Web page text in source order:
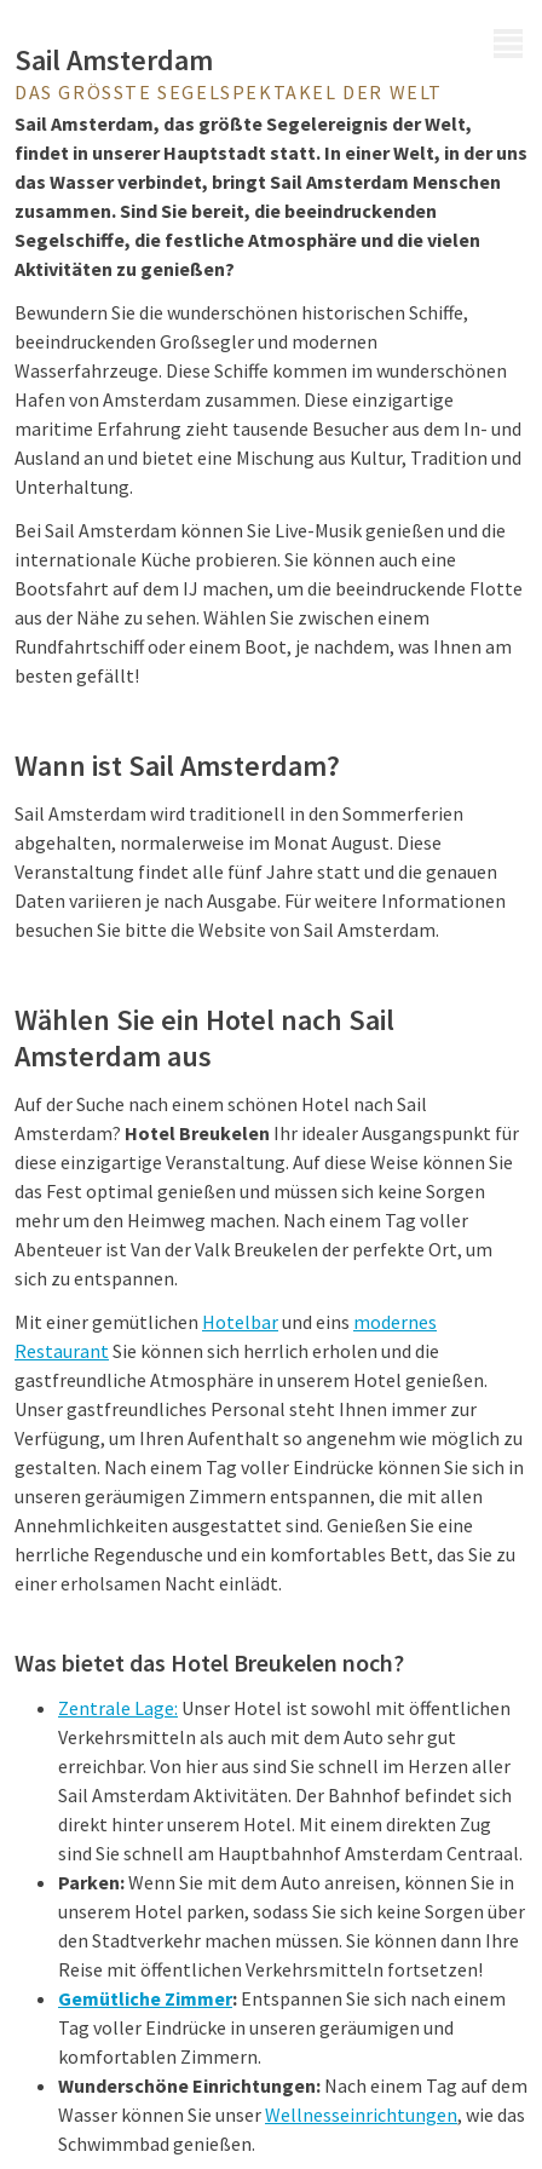
Sail Amsterdam
DAS GRÖSSTE SEGELSPEKTAKEL DER WELT
Sail Amsterdam, das größte Segelereignis der Welt,
findet in unserer Hauptstadt statt. In einer Welt, in der uns
das Wasser verbindet, bringt Sail Amsterdam Menschen
zusammen. Sind Sie bereit, die beeindruckenden
Segelschiffe, die festliche Atmosphäre und die vielen
Aktivitäten zu genießen?
Bewundern Sie die wunderschönen historischen Schiffe,
beeindruckenden Großsegler und modernen
Wasserfahrzeuge. Diese Schiffe kommen im wunderschönen
Hafen von Amsterdam zusammen. Diese einzigartige
maritime Erfahrung zieht tausende Besucher aus dem In- und
Ausland an und bietet eine Mischung aus Kultur, Tradition und
Unterhaltung.
Bei Sail Amsterdam können Sie Live-Musik genießen und die
internationale Küche probieren. Sie können auch eine
Bootsfahrt auf dem IJ machen, um die beeindruckende Flotte
aus der Nähe zu sehen. Wählen Sie zwischen einem
Rundfahrtschiff oder einem Boot, je nachdem, was Ihnen am
besten gefällt!
Wann ist Sail Amsterdam?
Sail Amsterdam wird traditionell in den Sommerferien
abgehalten, normalerweise im Monat August. Diese
Veranstaltung findet alle fünf Jahre statt und die genauen
Daten variieren je nach Ausgabe. Für weitere Informationen
besuchen Sie bitte die Website von Sail Amsterdam.
Wählen Sie ein Hotel nach Sail
Amsterdam aus
Auf der Suche nach einem schönen Hotel nach Sail
Amsterdam? Hotel Breukelen Ihr idealer Ausgangspunkt für
diese einzigartige Veranstaltung. Auf diese Weise können Sie
das Fest optimal genießen und müssen sich keine Sorgen
mehr um den Heimweg machen. Nach einem Tag voller
Abenteuer ist Van der Valk Breukelen der perfekte Ort, um
sich zu entspannen.
Mit einer gemütlichen Hotelbarund eins modernes
RestaurantSie können sich herrlich erholen und die
gastfreundliche Atmosphäre in unserem Hotel genießen.
Unser gastfreundliches Personal steht Ihnen immer zur
Verfügung, um Ihren Aufenthalt so angenehm wie möglich zu
gestalten. Nach einem Tag voller Eindrücke können Sie sich in
unseren geräumigen Zimmern entspannen, die mit allen
Annehmlichkeiten ausgestattet sind. Genießen Sie eine
herrliche Regendusche und ein komfortables Bett, das Sie zu
einer erholsamen Nacht einlädt.
Was bietet das Hotel Breukelen noch?
Zentrale Lage: Unser Hotel ist sowohl mit öffentlichen
Verkehrsmitteln als auch mit dem Auto sehr gut
erreichbar. Von hier aus sind Sie schnell im Herzen aller
Sail Amsterdam Aktivitäten. Der Bahnhof befindet sich
direkt hinter unserem Hotel. Mit einem direkten Zug
sind Sie schnell am Hauptbahnhof Amsterdam Centraal.
Parken:Wenn Sie mit dem Auto anreisen, können Sie in
unserem Hotel parken, sodass Sie sich keine Sorgen über
den Stadtverkehr machen müssen. Sie können dann Ihre
Reise mit öffentlichen Verkehrsmitteln fortsetzen!
Gemütliche Zimmer: Entspannen Sie sich nach einem
Tag voller Eindrücke in unseren geräumigen und
komfortablen Zimmern.
Wunderschöne Einrichtungen: Nach einem Tag auf dem
Wasser können Sie unserWellnesseinrichtungen, wie das
Schwimmbad genießen.